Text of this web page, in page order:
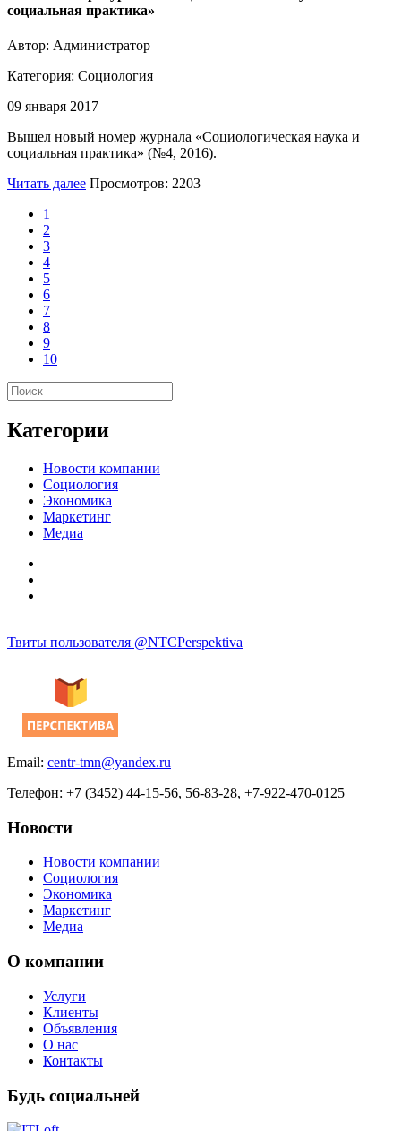
социальная практика»
Автор: Администратор
Категория: Социология
09 января 2017
Вышел новый номер журнала «Социологическая наука и
социальная практика» (№4, 2016).
Читать далее Просмотров: 2203
1
2
3
4
5
6
7
8
9
10
Категории
Новости компании
Социология
Экономика
Маркетинг
Медиа
Твиты пользователя @NTCPerspektiva
Email: centr-tmn@yandex.ru
Телефон: +7 (3452) 44-15-56, 56-83-28, +7-922-470-0125
Новости
Новости компании
Социология
Экономика
Маркетинг
Медиа
О компании
Услуги
Клиенты
Объявления
О нас
Контакты
Будь социальней